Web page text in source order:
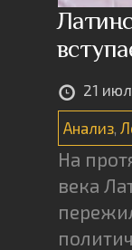
21
Анализ
На
века